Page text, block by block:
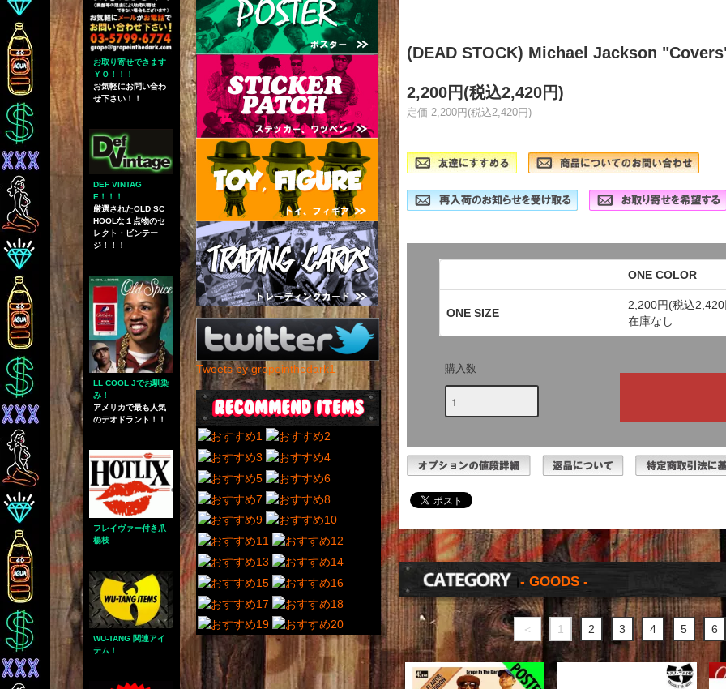
お取り寄せできます
ＹＯ！！！
お気軽にお問い合わ
せ下さい！！
DEF VINTAG
E！！！
厳選されたOLD SC
HOOLな１点物のセ
レクト・ビンテー
ジ！！！
LL COOL Jでお馴染
み！
アメリカで最も人気
のデオドラント！！
フレイヴァー付き爪
楊枝
WU-TANG 関連アイ
テム！
(DEAD STOCK) Michael Jackson
2,200円(税込2,420円)
定価 2,200円(税込2,420円)
ONE COLOR
ONE SIZE
2,200円(税込
在庫なし
購入数
- GOODS -
＜ 1 2 3 4 5 6
Tweets by gropeinthedark1